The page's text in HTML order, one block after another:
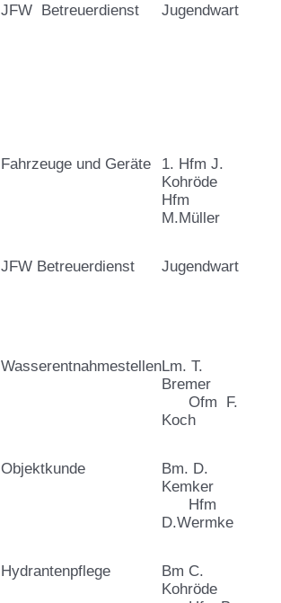
JFW Betreuerdienst Jugendwart
Fahrzeuge und Geräte
1. Hfm J.
Kohröde
Hfm
M.Müller
JFW Betreuerdienst Jugendwart
WasserentnahmestellenLm. T.
Bremer
Ofm F.
Koch
Objektkunde
Bm. D.
Kemker
Hfm
D.Wermke
Hydrantenpflege
Bm C.
Kohröde